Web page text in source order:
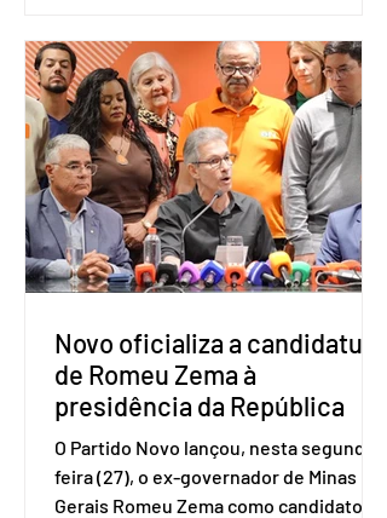
Amostra de Domicílio (PNAD Contínua),
do Serviço Brasileiro de Apoio às Micro
e Pequenas Empresas (Sebrae),
realizado a partir de dados do Instituto
Brasileiro de Geografia e Estatística
(IBGE). O estudo do Sebrae mostra que,
no quarto trimestre de 2025, os
empreendedores 60+ formalizados
atingiram o maior rendime
Novo oficializa a candidatura
de Romeu Zema à
presidência da República
O Partido Novo lançou, nesta segunda-
feira (27), o ex-governador de Minas
Gerais Romeu Zema como candidato à